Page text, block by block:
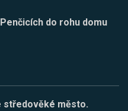
do rohu domu
středověké město.